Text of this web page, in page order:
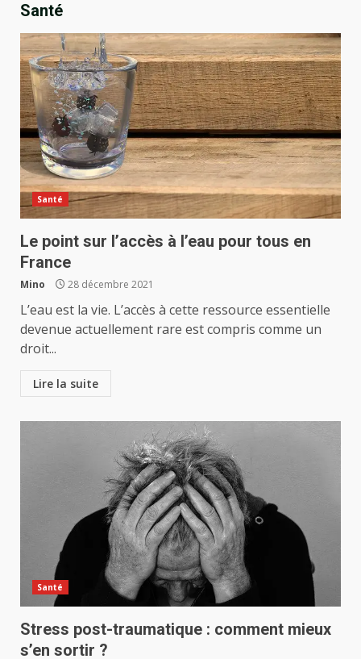
Santé
Santé
Le point sur l’accès à l’eau pour tous en
France
Mino 28 décembre 2021
L’eau est la vie. L’accès à cette ressource essentielle
devenue actuellement rare est compris comme un
droit...
Lire la suite
Santé
Stress post-traumatique : comment mieux
s’en sortir ?